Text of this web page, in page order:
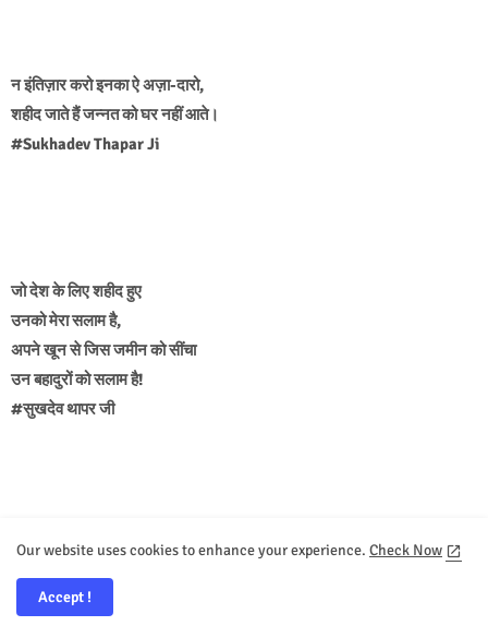
न इंतिज़ार करो इनका ऐ अज़ा-दारो,
शहीद जाते हैं जन्नत को घर नहीं आते।
#Sukhadev Thapar Ji
जो देश के लिए शहीद हुए
उनको मेरा सलाम है,
अपने खून से जिस जमीन को सींचा
उन बहादुरों को सलाम है!
#सुखदेव थापर जी
ज़माने भर में मिलते हे आशिक कई,
मगर वतन से खूबसूरत कोई सनम नहीं होता,
नोटों में भी लिपट कर, सोने में सिमटकर मरे हे कई,
Our website uses cookies to enhance your experience. Check Now
Accept !